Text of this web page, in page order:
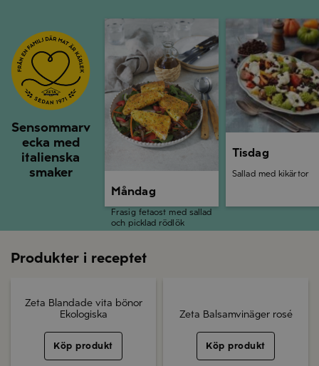
Sensommarv
ecka med
italienska
smaker
Måndag
Måndag
Frasig fetaost med sallad
och picklad rödlök
Tisdag
Sallad med kikärtor
Produkter i receptet
Zeta Blandade vita bönor
Ekologiska
Köp produkt
Zeta Balsamvinäger rosé
Köp produkt